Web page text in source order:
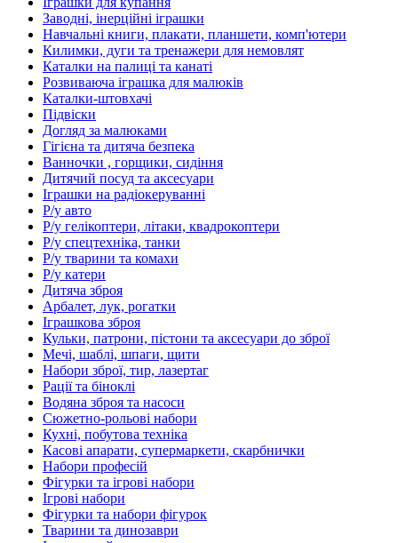
Заводні, інерційні іграшки
Навчальні книги, плакати, планшети, комп'ютери
Килимки, дуги та тренажери для немовлят
Каталки на палиці та канаті
Розвиваюча іграшка для малюків
Каталки-штовхачі
Підвіски
Догляд за малюками
Гігієна та дитяча безпека
Ванночки , горщики, сидіння
Дитячий посуд та аксесуари
Іграшки на радіокеруванні
Р/у авто
Р/у гелікоптери, літаки, квадрокоптери
Р/у спецтехніка, танки
Р/у тварини та комахи
Р/у катери
Дитяча зброя
Арбалет, лук, рогатки
Іграшкова зброя
Кульки, патрони, пістони та аксесуари до зброї
Мечі, шаблі, шпаги, щити
Набори зброї, тир, лазертаг
Рації та біноклі
Водяна зброя та насоси
Сюжетно-рольові набори
Кухні, побутова техніка
Касові апарати, супермаркети, скарбнички
Набори професій
Фігурки та ігрові набори
Ігрові набори
Фігурки та набори фігурок
Тварини та динозаври